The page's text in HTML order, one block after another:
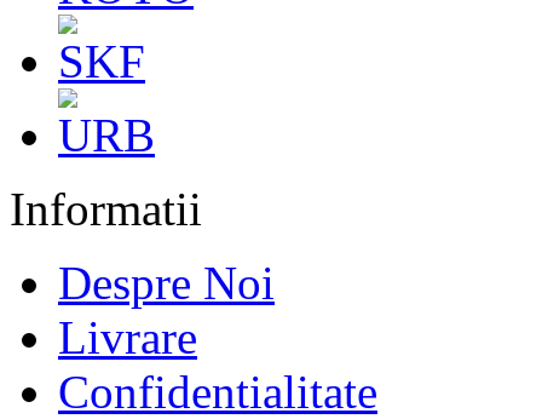
Informatii
Despre Noi
Livrare
Confidentialitate